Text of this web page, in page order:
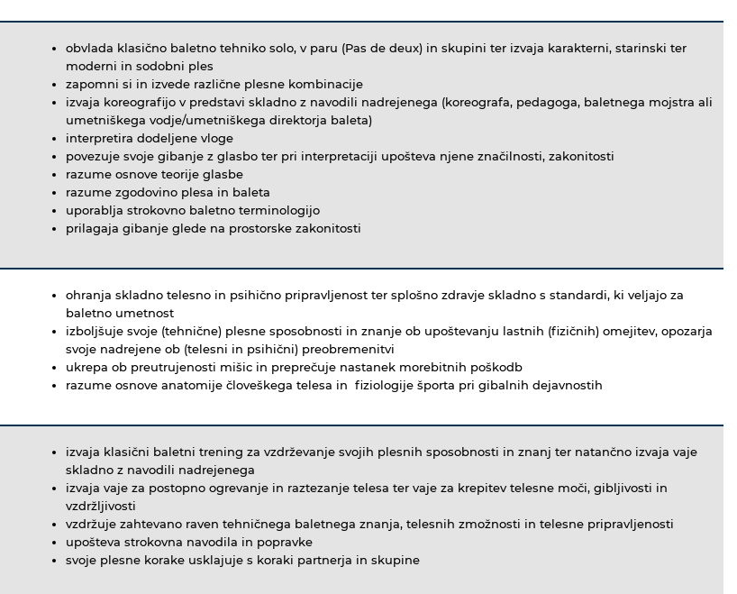
obvlada klasično baletno tehniko solo, v paru (Pas de deux) in skupini ter izvaja karakterni, starinski ter
moderni in sodobni ples
zapomni si in izvede različne plesne kombinacije
izvaja koreografijo v predstavi skladno z navodili nadrejenega (koreografa, pedagoga, baletnega mojstra ali
umetniškega vodje/umetniškega direktorja baleta)
interpretira dodeljene vloge
povezuje svoje gibanje z glasbo ter pri interpretaciji upošteva njene značilnosti, zakonitosti
razume osnove teorije glasbe
razume zgodovino plesa in baleta
uporablja strokovno baletno terminologijo
prilagaja gibanje glede na prostorske zakonitosti
ohranja skladno telesno in psihično pripravljenost ter splošno zdravje skladno s standardi, ki veljajo za
baletno umetnost
izboljšuje svoje (tehnične) plesne sposobnosti in znanje ob upoštevanju lastnih (fizičnih) omejitev, opozarja
svoje nadrejene ob (telesni in psihični) preobremenitvi
ukrepa ob preutrujenosti mišic in preprečuje nastanek morebitnih poškodb
razume osnove anatomije človeškega telesa in fiziologije športa pri gibalnih dejavnostih
izvaja klasični baletni trening za vzdrževanje svojih plesnih sposobnosti in znanj ter natančno izvaja vaje
skladno z navodili nadrejenega
izvaja vaje za postopno ogrevanje in raztezanje telesa ter vaje za krepitev telesne moči, gibljivosti in
vzdržljivosti
vzdržuje zahtevano raven tehničnega baletnega znanja, telesnih zmožnosti in telesne pripravljenosti
upošteva strokovna navodila in popravke
svoje plesne korake usklajuje s koraki partnerja in skupine